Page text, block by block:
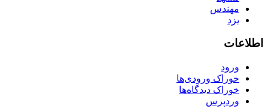
مهندس
یزد
اطلاعات
ورود
خوراک ورودی‌ها
خوراک دیدگاه‌ها
وردپرس